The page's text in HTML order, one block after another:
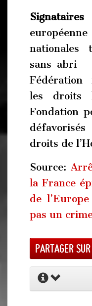
nationales
sans-
Fédération
les droits
Fondation
droits de
Source:
la France
de
pas un
Partager